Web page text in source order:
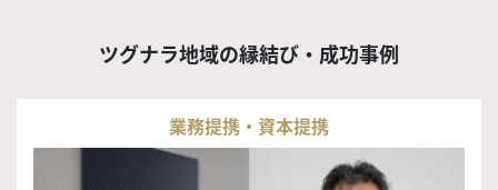
ツグナラ地域の縁結び・成功事例
業務提携・資本提携